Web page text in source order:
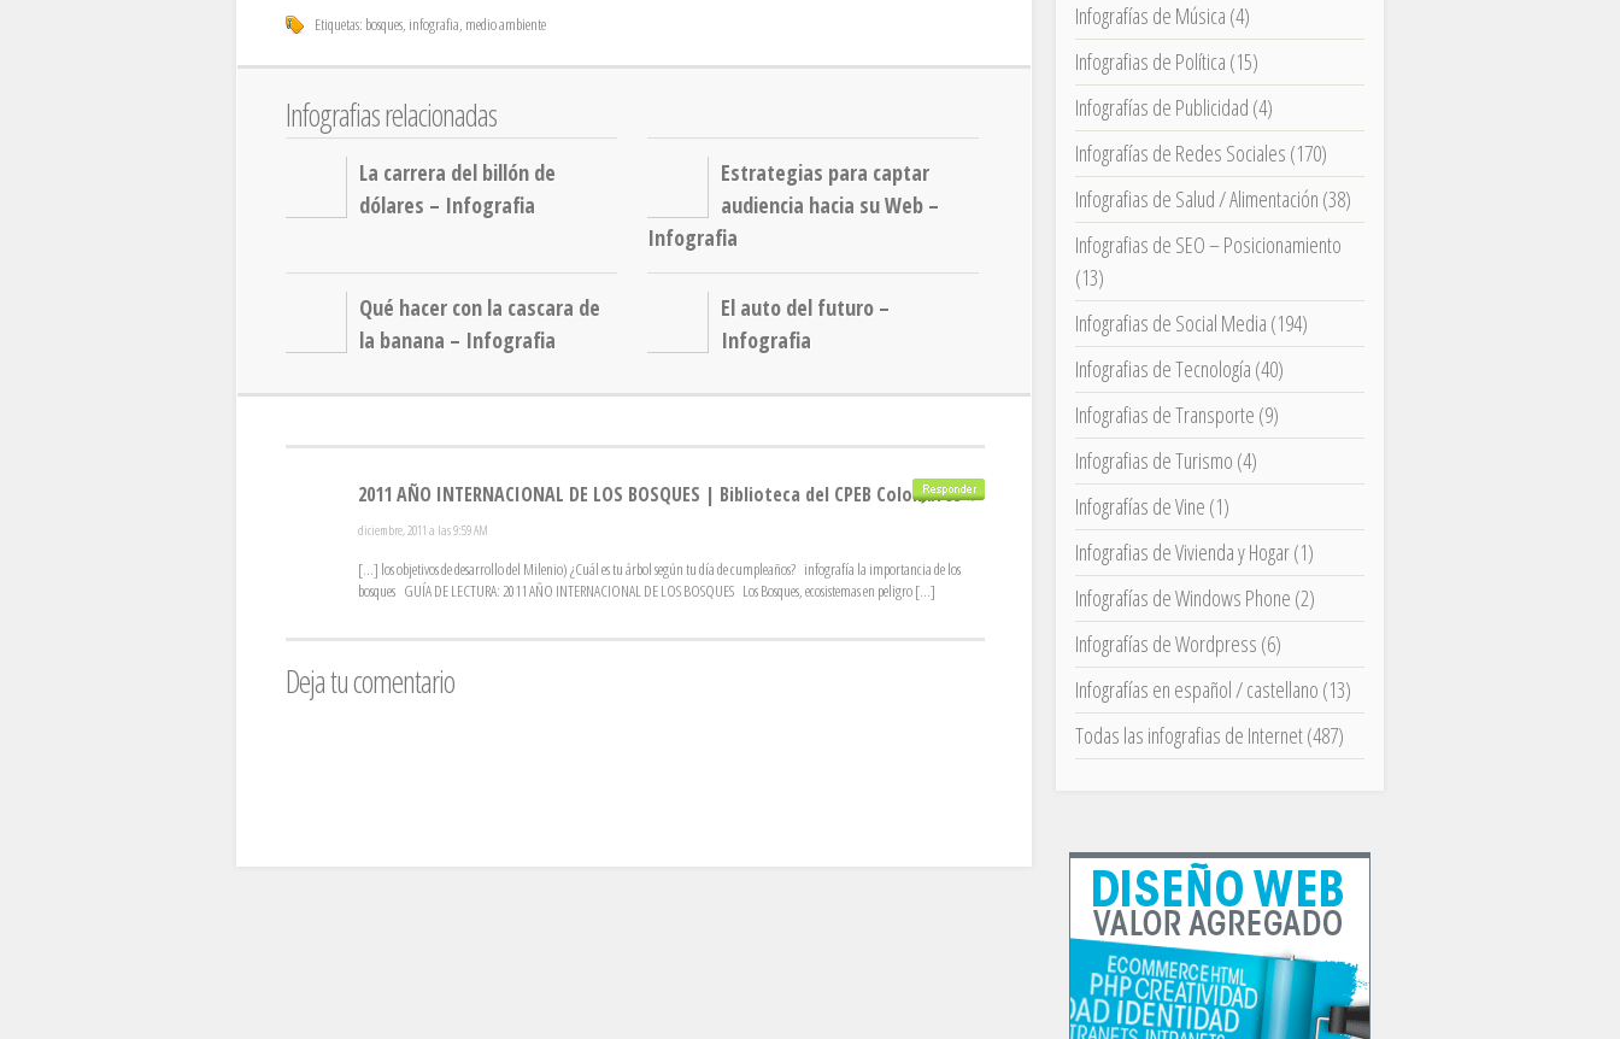
Etiquetas: bosques, infografia, medio ambiente
Infografias relacionadas
La carrera del billón de
dólares – Infografia
Estrategias para captar
audiencia hacia su Web –
Infografia
Qué hacer con la cascara de
la banana – Infografia
El auto del futuro –
Infografia
2011 AÑO INTERNACIONAL DE LOS BOSQUES | Biblioteca del CPEB Colombres 16
diciembre, 2011 a las 9:59 AM
[...] los objetivos de desarrollo del Milenio) ¿Cuál es tu árbol según tu día de cumpleaños? infografía la importancia de los
bosques GUÍA DE LECTURA: 2011 AÑO INTERNACIONAL DE LOS BOSQUES Los Bosques, ecosistemas en peligro [...]
Deja tu comentario
Infografías de Música (4)
Infografias de Política (15)
Infografías de Publicidad (4)
Infografías de Redes Sociales (170)
Infografias de Salud / Alimentación (38)
Infografias de SEO – Posicionamiento
(13)
Infografias de Social Media (194)
Infografias de Tecnología (40)
Infografias de Transporte (9)
Infografias de Turismo (4)
Infografías de Vine (1)
Infografias de Vivienda y Hogar(1)
Infografías de Windows Phone (2)
Infografías de Wordpress (6)
Infografías en español / castellano (13)
Todas las infografias de Internet(487)